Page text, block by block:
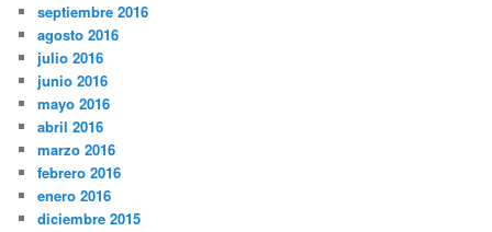
septiembre 2016
agosto 2016
julio 2016
junio 2016
mayo 2016
abril 2016
marzo 2016
febrero 2016
enero 2016
diciembre 2015